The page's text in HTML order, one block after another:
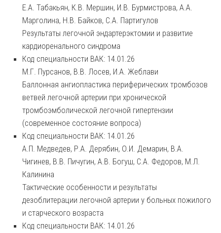
Е.А. Табакьян, К.В. Мершин, И.В. Бурмистрова, А.А.
Марголина, Н.В. Байков, С.А. Партигулов
Результаты легочной эндартерэктомии и развитие
кардиоренального синдрома
Код специальности ВАК: 14.01.26
М.Г. Пурсанов, В.В. Лосев, И.А. Жеблави
Баллонная ангиопластика периферических тромбозов
ветвей легочной артерии при хронической
тромбоэмболической легочной гипертензии
(современное состояние вопроса)
Код специальности ВАК: 14.01.26
А.П. Медведев, Р.А. Дерябин, О.И. Демарин, В.А.
Чигинев, В.В. Пичугин, А.В. Богуш, С.А. Федоров, М.Л.
Калинина
Тактические особенности и результаты
дезоблитерации легочной артерии у больных пожилого
и старческого возраста
Код специальности ВАК: 14.01.26